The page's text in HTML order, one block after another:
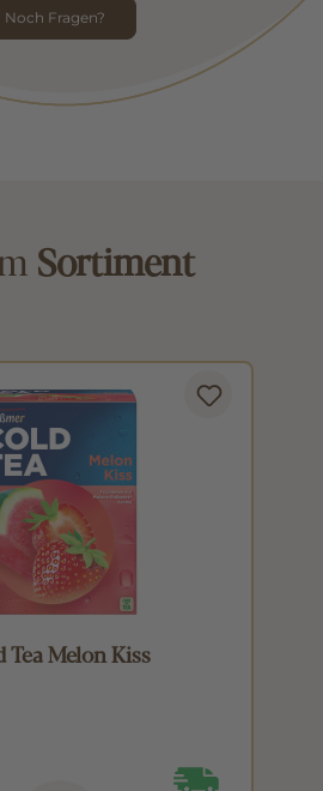
Noch Fragen?
Sortiment
Melon Kiss